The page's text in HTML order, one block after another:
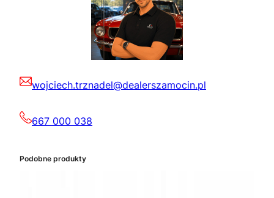
wojciech.trznadel@dealerszamocin.pl
667 000 038
Podobne produkty